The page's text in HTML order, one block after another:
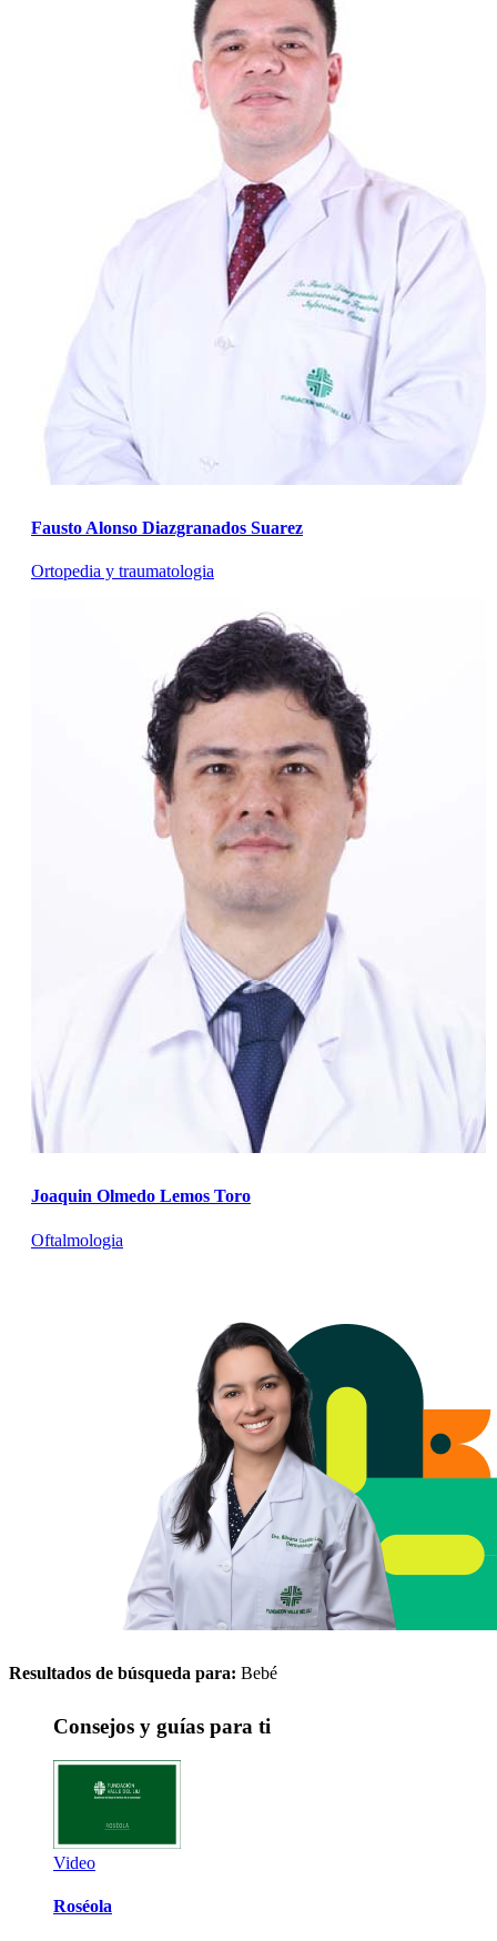
Fausto Alonso Diazgranados Suarez
Ortopedia y traumatologia
Joaquin Olmedo Lemos Toro
Oftalmologia
Resultados de búsqueda para: Bebé
Consejos y guías para ti
Video
Roséola